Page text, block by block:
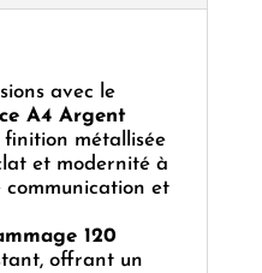
avec le
A4 Argent
finition métallisée
et modernité à
communication et
120
offrant un